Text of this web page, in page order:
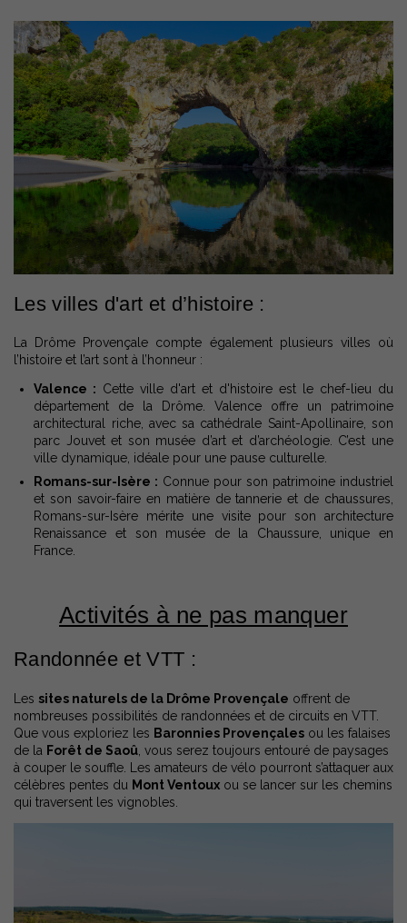
Les villes d'art et d’histoire :
La Drôme Provençale compte également plusieurs villes où
l’histoire et l’art sont à l’honneur :
Valence : Cette ville d'art et d'histoire est le chef-lieu du
département de la Drôme. Valence offre un patrimoine
architectural riche, avec sa cathédrale Saint-Apollinaire, son
parc Jouvet et son musée d’art et d’archéologie. C’est une
ville dynamique, idéale pour une pause culturelle.
Romans-sur-Isère : Connue pour son patrimoine industriel
et son savoir-faire en matière de tannerie et de chaussures,
Romans-sur-Isère mérite une visite pour son architecture
Renaissance et son musée de la Chaussure, unique en
France.
Activités à ne pas manquer
Randonnée et VTT :
Les sites naturels de la Drôme Provençale offrent de
nombreuses possibilités de randonnées et de circuits en VTT.
Que vous exploriez les Baronnies Provençales ou les falaises
de la Forêt de Saoû , vous serez toujours entouré de paysages
à couper le souffle. Les amateurs de vélo pourront s’attaquer aux
célèbres pentes du Mont Ventoux ou se lancer sur les chemins
qui traversent les vignobles.